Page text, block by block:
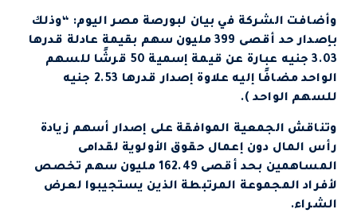
وأضافت الشركة في بيان لبورصة مصر اليوم: “وذلك
بإصدار حد أقصى 399 مليون سهم بقيمة عادلة قدرها
3.03 جنيه عبارة عن قيمة إسمية 50 قرشًا للسهم
الواحد مضافًا إليه علاوة إصدار قدرها 2.53 جنيه
للسهم الواحد ).
وتناقش الجمعية الموافقة على إصدار أسهم زيادة
رأس المال دون إعمال حقوق الأولوية لقدامى
المساهمين بحد أقصى 162.49 مليون سهم تخصص
لأفراد المجموعة المرتبطة الذين يستجيبوا لعرض
الشراء.